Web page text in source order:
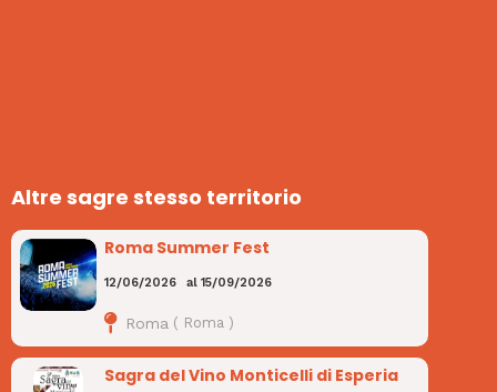
Altre sagre stesso territorio
Roma Summer Fest
12/06/2026 al 15/09/2026
Roma ( Roma )
Sagra del Vino Monticelli di Esperia